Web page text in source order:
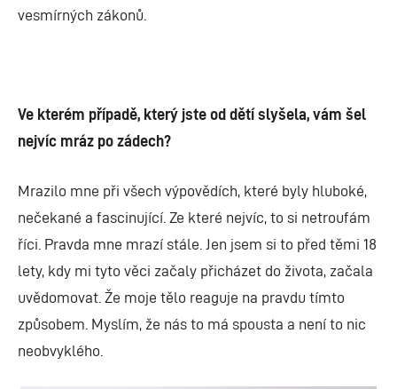
vesmírných zákonů.
Ve kterém případě, který jste od dětí slyšela, vám šel
nejvíc mráz po zádech?
Mrazilo mne při všech výpovědích, které byly hluboké,
nečekané a fascinující. Ze které nejvíc, to si netroufám
říci. Pravda mne mrazí stále. Jen jsem si to před těmi 18
lety, kdy mi tyto věci začaly přicházet do života, začala
uvědomovat. Že moje tělo reaguje na pravdu tímto
způsobem. Myslím, že nás to má spousta a není to nic
neobvyklého.